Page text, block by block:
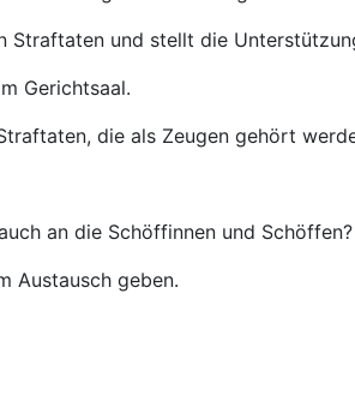
und stellt die
Gerichtsaal.
die als Zeugen gehört
an die Schöffinnen und Schöffen?
Austausch geben.